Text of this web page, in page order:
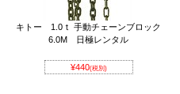
キトー 1.0ｔ 手動チェーンブロック
6.0M 日極レンタル
¥440(税別)